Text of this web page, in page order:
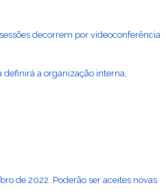
decorrem por videoconferência
definirá a organização interna,
de 2022. Poderão ser aceites novas